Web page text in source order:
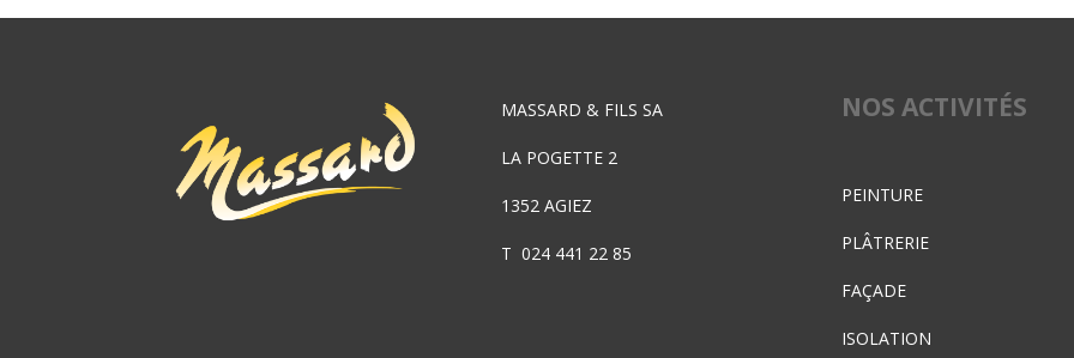
MASSARD & FILS SA
LA POGETTE 2
1352 AGIEZ
T 024 441 22 85
NOS ACTIVITÉS
PEINTURE
PLÂTRERIE
FAÇADE
ISOLATION